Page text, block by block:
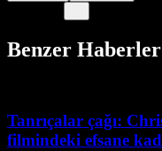
Benzer Haberler
Tanrıçalar çağı:
filmindeki efsane